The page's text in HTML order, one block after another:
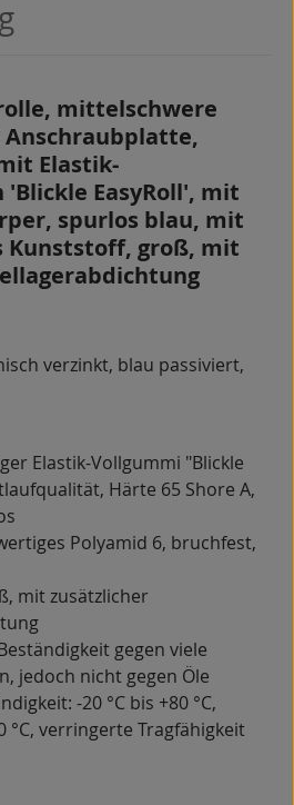
mittelschwere
Elastik-
EasyRoll', mit
spurlos blau, mit
Kunststoff, groß, mit
verzinkt, blau passiviert,
Elastik-Vollgummi "Blickle
Härte 65 Shore A,
Polyamid 6, bruchfest,
mit zusätzlicher
gegen viele
jedoch nicht gegen Öle
-20 °C bis +80 °C,
°C, verringerte Tragfähigkeit